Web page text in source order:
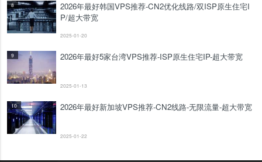
8
2026年最好韩国VPS推荐-CN2优化线路/双ISP原生住宅I
P/超大带宽
2025-01-20
9 2026年最好5家台湾VPS推荐-ISP原生住宅IP-超大带宽
2025-01-13
10 2026年最好新加坡VPS推荐-CN2线路-无限流量-超大带宽
2025-01-22